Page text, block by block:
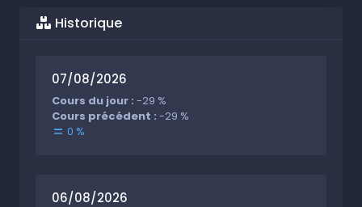
Historique
07/08/2026
Cours du jour : -29 %
Cours précédent : -29 %
0 %
06/08/2026